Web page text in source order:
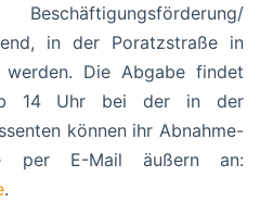
in der Poratzstraße in
werden. Die Abgabe findet
14 Uhr bei der in der
können ihr Abnahme-
per E-Mail äußern an:
.